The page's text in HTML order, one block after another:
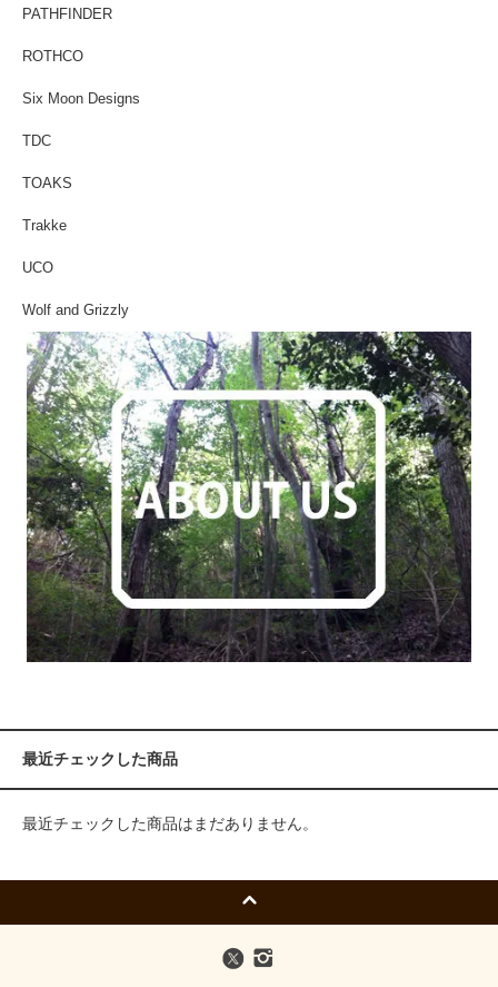
PATHFINDER
ROTHCO
Six Moon Designs
TDC
TOAKS
Trakke
UCO
Wolf and Grizzly
最近チェックした商品
最近チェックした商品はまだありません。